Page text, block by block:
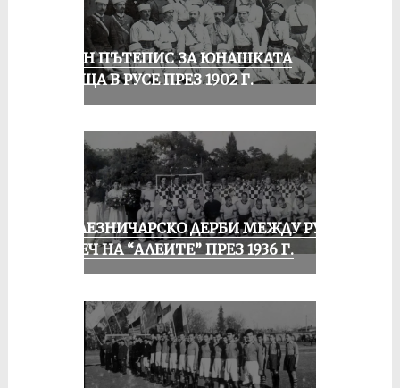
ЕДИН ПЪТЕПИС ЗА ЮНАШКАТА
СРЕЩА В РУСЕ ПРЕЗ 1902 Г.
ЖЕЛЕЗНИЧАРСКО ДЕРБИ МЕЖДУ РУСЕ
И ПЕЧ НА “АЛЕИТЕ” ПРЕЗ 1936 Г.